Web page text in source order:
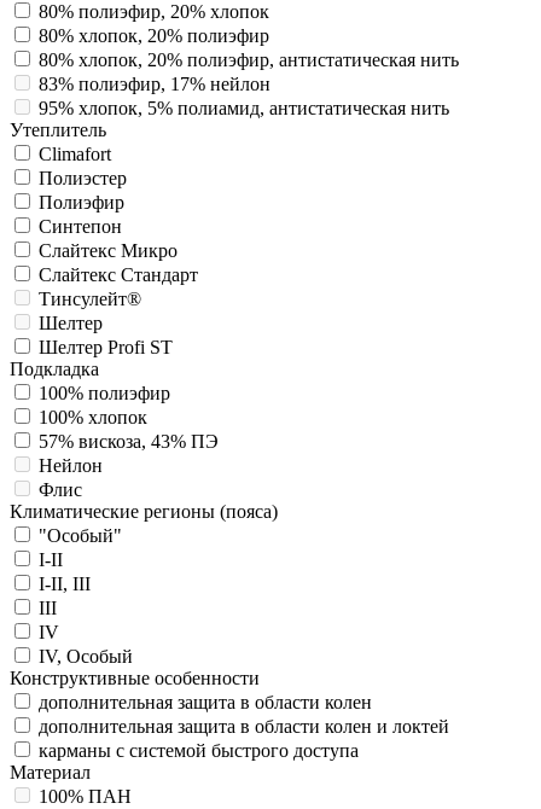
80% полиэфир, 20% хлопок
80% хлопок, 20% полиэфир
80% хлопок, 20% полиэфир, антистатическая нить
83% полиэфир, 17% нейлон
95% хлопок, 5% полиамид, антистатическая нить
Утеплитель
Climafort
Полиэстер
Полиэфир
Синтепон
Слайтекс Микро
Слайтекс Стандарт
Тинсулейт®
Шелтер
Шелтер Profi ST
Подкладка
100% полиэфир
100% хлопок
57% вискоза, 43% ПЭ
Нейлон
Флис
Климатические регионы (пояса)
"Особый"
I-II
I-II, III
III
IV
IV, Особый
Конструктивные особенности
дополнительная защита в области колен
дополнительная защита в области колен и локтей
карманы с системой быстрого доступа
Материал
100% ПАН